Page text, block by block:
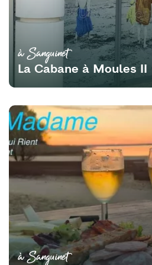
à Sanguinet
La Cabane à Moules II
à Sanguinet